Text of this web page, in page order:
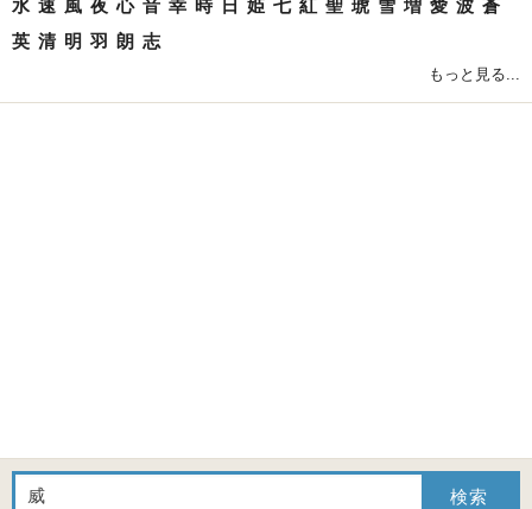
水 速 風 夜 心 音 幸 時 日 姫 七 紅 聖 琥 雪 増 愛 波 蒼
英 清 明 羽 朗 志
もっと見る...